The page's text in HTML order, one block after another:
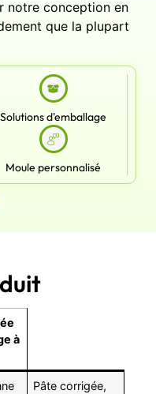
notre conception en
que la plupart
Solutions d'emballage
Moule personnalisé
à
Pâte corrigée,